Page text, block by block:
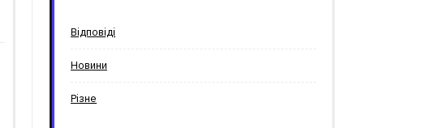
Відповіді
Новини
Різне